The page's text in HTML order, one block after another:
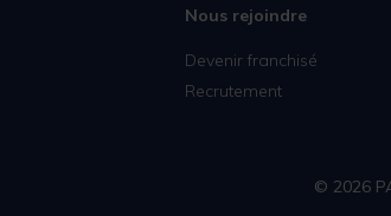
Nous rejoindre
Devenir franchisé
Recrutement
© 2026